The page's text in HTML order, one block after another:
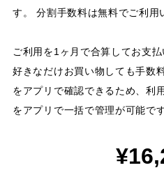
す。 分割手数料は無料でご利用
ご利用を1ヶ月で合算してお支
好きなだけお買い物しても手数
をアプリで確認できるため、利
をアプリで一括で管理が可能です